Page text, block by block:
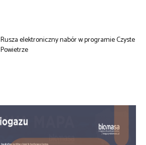
Rusza elektroniczny nabór w programie Czyste
Powietrze